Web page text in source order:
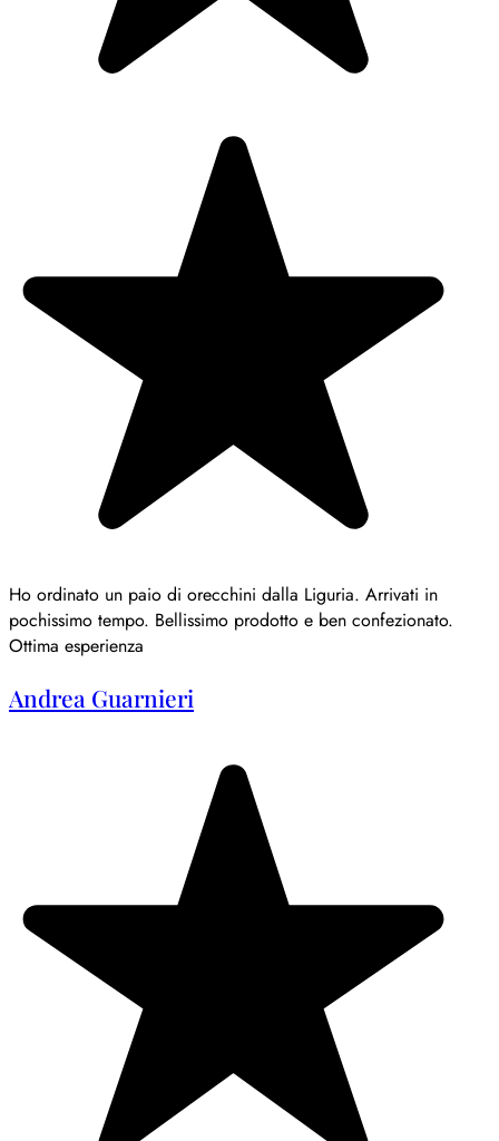
Ho ordinato un paio di orecchini dalla Liguria. Arrivati in
pochissimo tempo. Bellissimo prodotto e ben confezionato.
Ottima esperienza
Andrea Guarnieri